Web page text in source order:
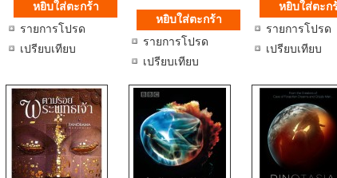
รายการโปรด
เปรียบเทียบ
รายการโปรด
เปรียบเทียบ
รายการโปรด
เปรียบเทียบ